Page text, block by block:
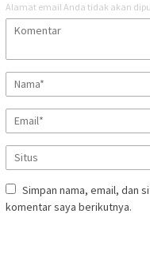
Alamat email Anda tidak akan
Simpan nama, email, dan
komentar saya berikutnya.